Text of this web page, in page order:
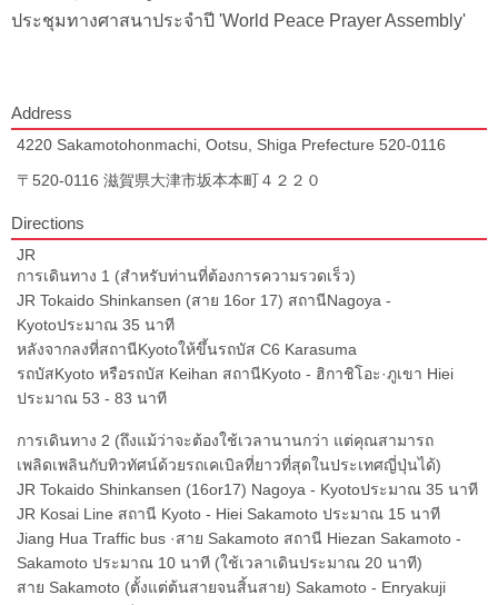
ประชุมทางศาสนาประจำปี 'World Peace Prayer Assembly'
Address
4220 Sakamotohonmachi, Ootsu, Shiga Prefecture 520-0116
〒520-0116 滋賀県大津市坂本本町４２２０
Directions
JR
การเดินทาง 1 (สำหรับท่านที่ต้องการความรวดเร็ว)
JR Tokaido Shinkansen (สาย 16or 17) สถานีNagoya -
Kyotoประมาณ 35 นาที
หลังจากลงที่สถานีKyotoให้ขึ้นรถบัส C6 Karasuma
รถบัสKyoto หรือรถบัส Keihan สถานีKyoto - ฮิกาชิโอะ·ภูเขา Hiei
ประมาณ 53 - 83 นาที
การเดินทาง 2 (ถึงแม้ว่าจะต้องใช้เวลานานกว่า แต่คุณสามารถ
เพลิดเพลินกับทิวทัศน์ด้วยรถเคเบิลที่ยาวที่สุดในประเทศญี่ปุ่นได้)
JR Tokaido Shinkansen (16or17) Nagoya - Kyotoประมาณ 35 นาที
JR Kosai Line สถานี Kyoto - Hiei Sakamoto ประมาณ 15 นาที
Jiang Hua Traffic bus ·สาย Sakamoto สถานี Hiezan Sakamoto -
Sakamoto ประมาณ 10 นาที (ใช้เวลาเดินประมาณ 20 นาที)
สาย Sakamoto (ตั้งแต่ต้นสายจนสิ้นสาย) Sakamoto - Enryakuji